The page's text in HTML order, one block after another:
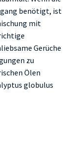
benötigt, ist
mit
Gerüche
zu
Ölen
globulus